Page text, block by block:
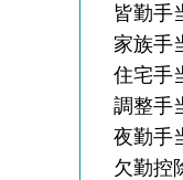
皆勤手
家族手
住宅手
調整手
夜勤手
欠勤控